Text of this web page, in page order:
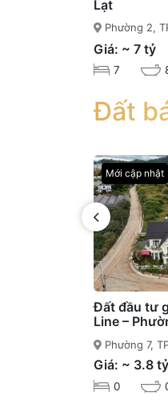
Lạt
Phường 2,
Giá: ~ 7 tỷ
7
Đất
Mới cập nhật
Đất đầu tư
Line –
Phường 7,
Giá: ~ 3.8 tỷ
0